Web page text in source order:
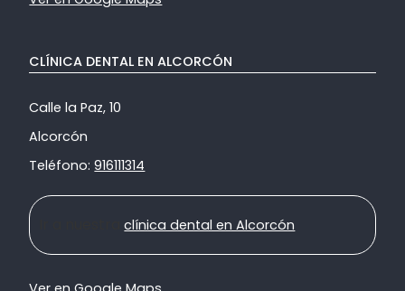
CLÍNICA DENTAL EN ALCORCÓN
Calle la Paz, 10
Alcorcón
Teléfono:916111314
Ir a nuestraclínica dental en Alcorcón